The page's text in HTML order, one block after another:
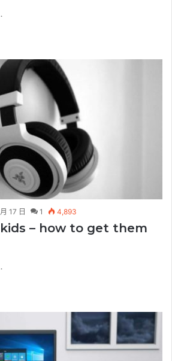
17 日 1 4,893
– how to get them